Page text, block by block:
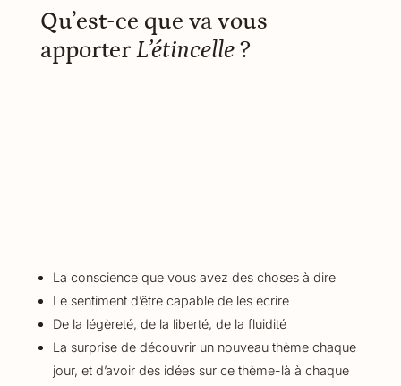
Qu’est-ce que va vous
apporterL’étincelle?
La conscience que vous avez des choses à dire
Le sentiment d’être capable de les écrire
De la légèreté, de la liberté, de la fluidité
La surprise de découvrir un nouveau thème chaque
jour, et d’avoir des idées sur ce thème-là à chaque